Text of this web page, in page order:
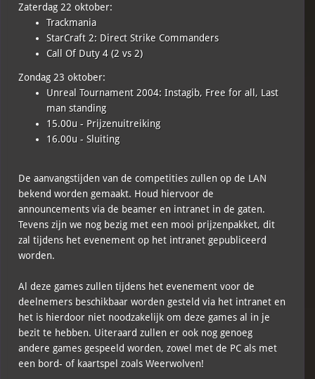
Zaterdag 22 oktober:
Trackmania
StarCraft 2: Direct Strike Commanders
Call Of Duty 4 (2 vs 2)
Zondag 23 oktober:
Unreal Tournament 2004: Instagib, Free for all, Last
man standing
15.00u - Prijzenuitreiking
16.00u - Sluiting
De aanvangstijden van de competities zullen op de LAN
bekend worden gemaakt. Houd hiervoor de
announcements via de beamer en intranet in de gaten.
Tevens zijn we nog bezig met een mooi prijzenpakket, dit
zal tijdens het evenement op het intranet gepubliceerd
worden.
Al deze games zullen tijdens het evenement voor de
deelnemers beschikbaar worden gesteld via het intranet en
het is hierdoor niet noodzakelijk om deze games al in je
bezit te hebben. Uiteraard zullen er ook nog genoeg
andere games gespeeld worden, zowel met de PC als met
een bord- of kaartspel zoals Weerwolven!